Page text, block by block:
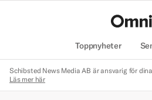
Toppnyheter
Schibsted News Media AB är ansvarig för
Läs mer här